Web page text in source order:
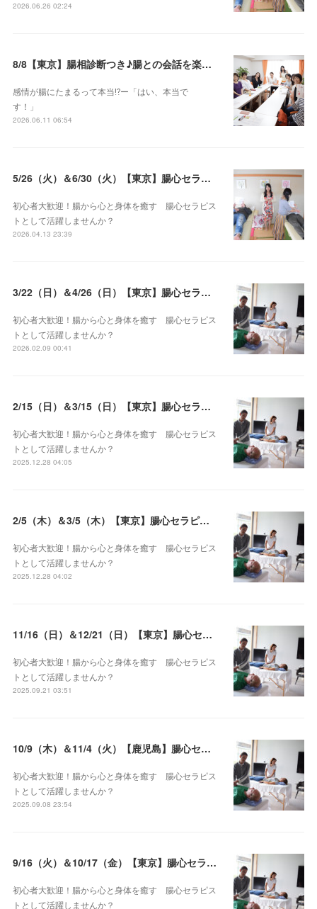
2026.06.26 02:24
8/8【東京】腸相診断つき♪腸との会話を楽しむ♡腸心セラピー♪お試し体験会
感情が腸にたまるって本当⁉️ー「はい、本当で
す！」
2026.06.11 06:54
5/26（火）＆6/30（火）【東京】腸心セラピスト養成コース《２日間コース》開講決定
初心者大歓迎！腸から心と身体を癒す 腸心セラピス
トとして活躍しませんか？
2026.04.13 23:39
3/22（日）＆4/26（日）【東京】腸心セラピスト養成コース《２日間コース》開講決定
初心者大歓迎！腸から心と身体を癒す 腸心セラピス
トとして活躍しませんか？
2026.02.09 00:41
2/15（日）＆3/15（日）【東京】腸心セラピスト養成コース《２日間コース》開講決定
初心者大歓迎！腸から心と身体を癒す 腸心セラピス
トとして活躍しませんか？
2025.12.28 04:05
2/5（木）＆3/5（木）【東京】腸心セラピスト養成コース《２日間コース》開講決定
初心者大歓迎！腸から心と身体を癒す 腸心セラピス
トとして活躍しませんか？
2025.12.28 04:02
11/16（日）＆12/21（日）【東京】腸心セラピスト養成コース《２日間コース》開講決定
初心者大歓迎！腸から心と身体を癒す 腸心セラピス
トとして活躍しませんか？
2025.09.21 03:51
10/9（木）＆11/4（火）【鹿児島】腸心セラピスト養成コース《２日間コース》開講決定
初心者大歓迎！腸から心と身体を癒す 腸心セラピス
トとして活躍しませんか？
2025.09.08 23:54
9/16（火）＆10/17（金）【東京】腸心セラピスト養成コース《２日間コース》開講決定
初心者大歓迎！腸から心と身体を癒す 腸心セラピス
トとして活躍しませんか？